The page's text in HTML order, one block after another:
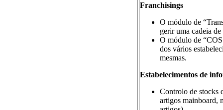
Franchisings
O módulo de
gerir uma cadeia de
O módulo de
dos vários
mesmas.
Estabelecimentos de
Controlo de stocks
artigos mainboard,